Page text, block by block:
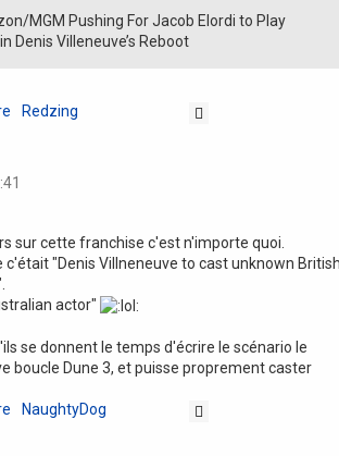
MGM Pushing For Jacob Elordi to Play
Denis Villeneuve’s Reboot
Redzing
sur cette franchise c'est n'importe quoi.
c'était "Denis Villneneuve to cast unknown
actor"
se donnent le temps d'écrire le scénario le
boucle Dune 3, et puisse proprement caster
NaughtyDog